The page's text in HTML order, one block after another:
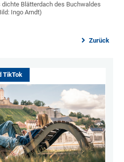
Blätterdach des Buchwaldes
Ingo Arndt)
Zurück
TikTok